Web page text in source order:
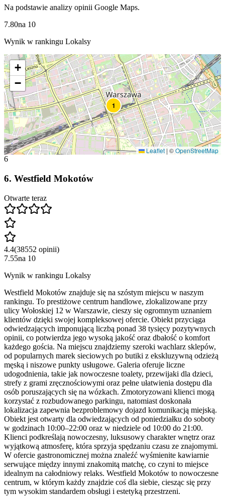
Na podstawie analizy opinii Google Maps.
7.80na 10
Wynik w rankingu Lokalsy
1
+
−
Leaflet | ©OpenStreetMap
6
6. Westfield Mokotów
Otwarte teraz
4.4(38552 opinii)
7.55na 10
Wynik w rankingu Lokalsy
Westfield Mokotów znajduje się na szóstym miejscu w naszym
rankingu. To prestiżowe centrum handlowe, zlokalizowane przy
ulicy Wołoskiej 12 w Warszawie, cieszy się ogromnym uznaniem
klientów dzięki swojej kompleksowej ofercie. Obiekt przyciąga
odwiedzających imponującą liczbą ponad 38 tysięcy pozytywnych
opinii, co potwierdza jego wysoką jakość oraz dbałość o komfort
każdego gościa. Na miejscu znajdziemy szeroki wachlarz sklepów,
od popularnych marek sieciowych po butiki z ekskluzywną odzieżą
męską i niszowe punkty usługowe. Galeria oferuje liczne
udogodnienia, takie jak nowoczesne toalety, przewijaki dla dzieci,
strefy z grami zręcznościowymi oraz pełne ułatwienia dostępu dla
osób poruszających się na wózkach. Zmotoryzowani klienci mogą
korzystać z rozbudowanego parkingu, natomiast doskonała
lokalizacja zapewnia bezproblemowy dojazd komunikacją miejską.
Obiekt jest otwarty dla odwiedzających od poniedziałku do soboty
w godzinach 10:00–22:00 oraz w niedziele od 10:00 do 21:00.
Klienci podkreślają nowoczesny, luksusowy charakter wnętrz oraz
wyjątkową atmosferę, która sprzyja spędzaniu czasu ze znajomymi.
W ofercie gastronomicznej można znaleźć wyśmienite kawiarnie
serwujące między innymi znakomitą matchę, co czyni to miejsce
idealnym na całodniowy relaks. Westfield Mokotów to nowoczesne
centrum, w którym każdy znajdzie coś dla siebie, ciesząc się przy
tym wysokim standardem obsługi i estetyką przestrzeni.